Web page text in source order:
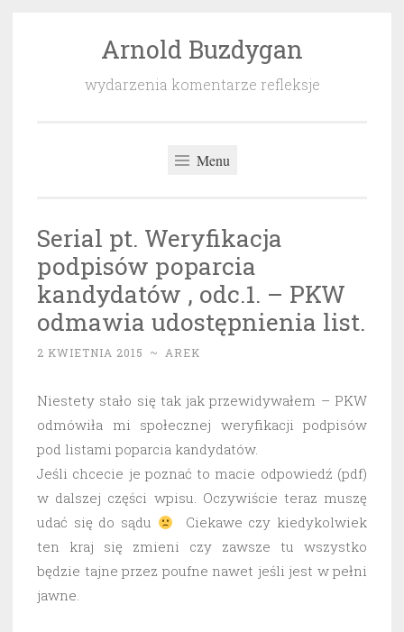
Arnold Buzdygan
wydarzenia komentarze refleksje
Menu
Serial pt. Weryfikacja
podpisów poparcia
kandydatów , odc.1. – PKW
odmawia udostępnienia list.
2 KWIETNIA 2015 ~ AREK
Niestety stało się tak jak przewidywałem – PKW
odmówiła mi społecznej weryfikacji podpisów
pod listami poparcia kandydatów.
Jeśli chcecie je poznać to macie odpowiedź (pdf)
w dalszej części wpisu. Oczywiście teraz muszę
udać się do sądu
Ciekawe czy kiedykolwiek
ten kraj się zmieni czy zawsze tu wszystko
będzie tajne przez poufne nawet jeśli jest w pełni
jawne.